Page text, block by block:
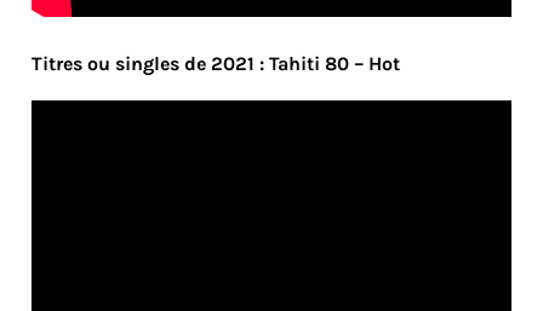
Titres ou singles de 2021 : Tahiti 80 – Hot